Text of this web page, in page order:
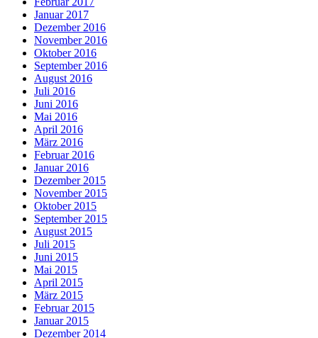
Januar 2017
Dezember 2016
November 2016
Oktober 2016
September 2016
August 2016
Juli 2016
Juni 2016
Mai 2016
April 2016
März 2016
Februar 2016
Januar 2016
Dezember 2015
November 2015
Oktober 2015
September 2015
August 2015
Juli 2015
Juni 2015
Mai 2015
April 2015
März 2015
Februar 2015
Januar 2015
Dezember 2014